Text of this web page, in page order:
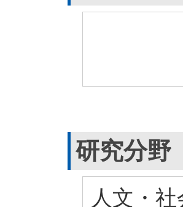
研究分野
人文・